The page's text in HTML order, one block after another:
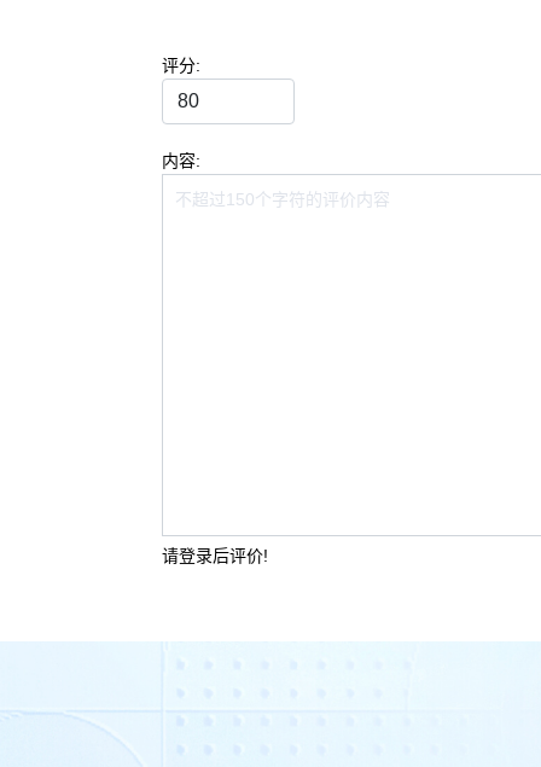
评分:
内容:
请登录后评价!